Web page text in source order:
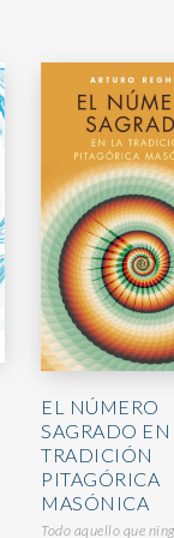
EL NÚMERO
SAGRADO EN
TRADICIÓN
PITAGÓRICA
MASÓNICA
Todo aquello que